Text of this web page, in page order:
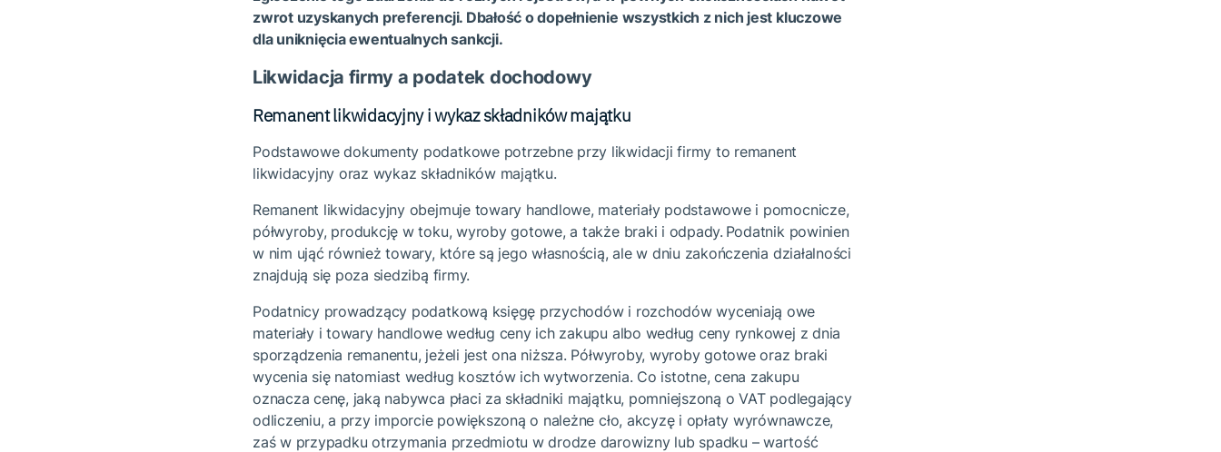
zwrot uzyskanych preferencji. Dbałość o dopełnienie wszystkich z nich jest kluczowe
dla uniknięcia ewentualnych sankcji.
Likwidacja firmy a podatek dochodowy
Remanent likwidacyjny i wykaz składników majątku
Podstawowe dokumenty podatkowe potrzebne przy likwidacji firmy to remanent
likwidacyjny oraz wykaz składników majątku.
Remanent likwidacyjny obejmuje towary handlowe, materiały podstawowe i pomocnicze,
półwyroby, produkcję w toku, wyroby gotowe, a także braki i odpady. Podatnik powinien
w nim ująć również towary, które są jego własnością, ale w dniu zakończenia działalności
znajdują się poza siedzibą firmy.
Podatnicy prowadzący podatkową księgę przychodów i rozchodów wyceniają owe
materiały i towary handlowe według ceny ich zakupu albo według ceny rynkowej z dnia
sporządzenia remanentu, jeżeli jest ona niższa. Półwyroby, wyroby gotowe oraz braki
wycenia się natomiast według kosztów ich wytworzenia. Co istotne, cena zakupu
oznacza cenę, jaką nabywca płaci za składniki majątku, pomniejszoną o VAT podlegający
odliczeniu, a przy imporcie powiększoną o należne cło, akcyzę i opłaty wyrównawcze,
zaś w przypadku otrzymania przedmiotu w drodze darowizny lub spadku – wartość